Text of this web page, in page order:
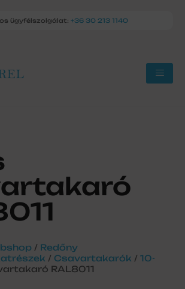
ügyfélszolgálat: +36 30 213 1140
/ Redőny
/ Csavartakarók / 10-
RAL8011